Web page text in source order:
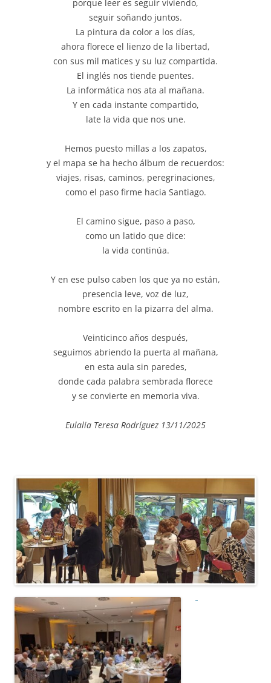
porque leer es seguir viviendo,
seguir soñando juntos.
La pintura da color a los días,
ahora florece el lienzo de la libertad,
con sus mil matices y su luz compartida.
El inglés nos tiende puentes.
La informática nos ata al mañana.
Y en cada instante compartido,
late la vida que nos une.
Hemos puesto millas a los zapatos,
y el mapa se ha hecho álbum de recuerdos:
viajes, risas, caminos, peregrinaciones,
como el paso firme hacia Santiago.
El camino sigue, paso a paso,
como un latido que dice:
la vida continúa.
Y en ese pulso caben los que ya no están,
presencia leve, voz de luz,
nombre escrito en la pizarra del alma.
Veinticinco años después,
seguimos abriendo la puerta al mañana,
en esta aula sin paredes,
donde cada palabra sembrada florece
y se convierte en memoria viva.
Eulalia Teresa Rodríguez 13/11/2025